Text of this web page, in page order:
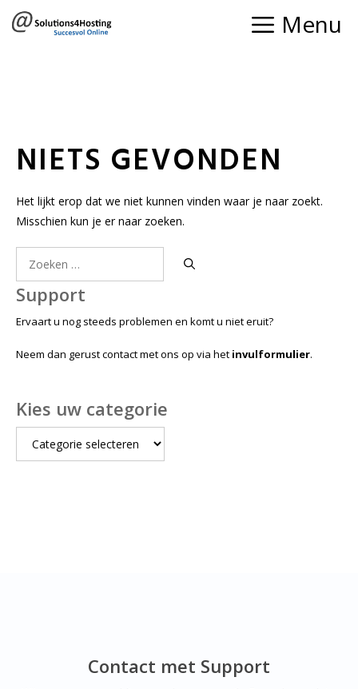
naar
Menu
NIETS GEVONDEN
Het lijkt erop dat we niet kunnen vinden waar je naar zoekt.
Misschien kun je er naar zoeken.
Support
Ervaart u nog steeds problemen en komt u niet eruit?
Neem dan gerust contact met ons op via het invulformulier.
Kies uw categorie
Contact met Support